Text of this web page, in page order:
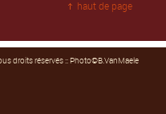
haut de page
droits réservés :: Photo©B.VanMaele